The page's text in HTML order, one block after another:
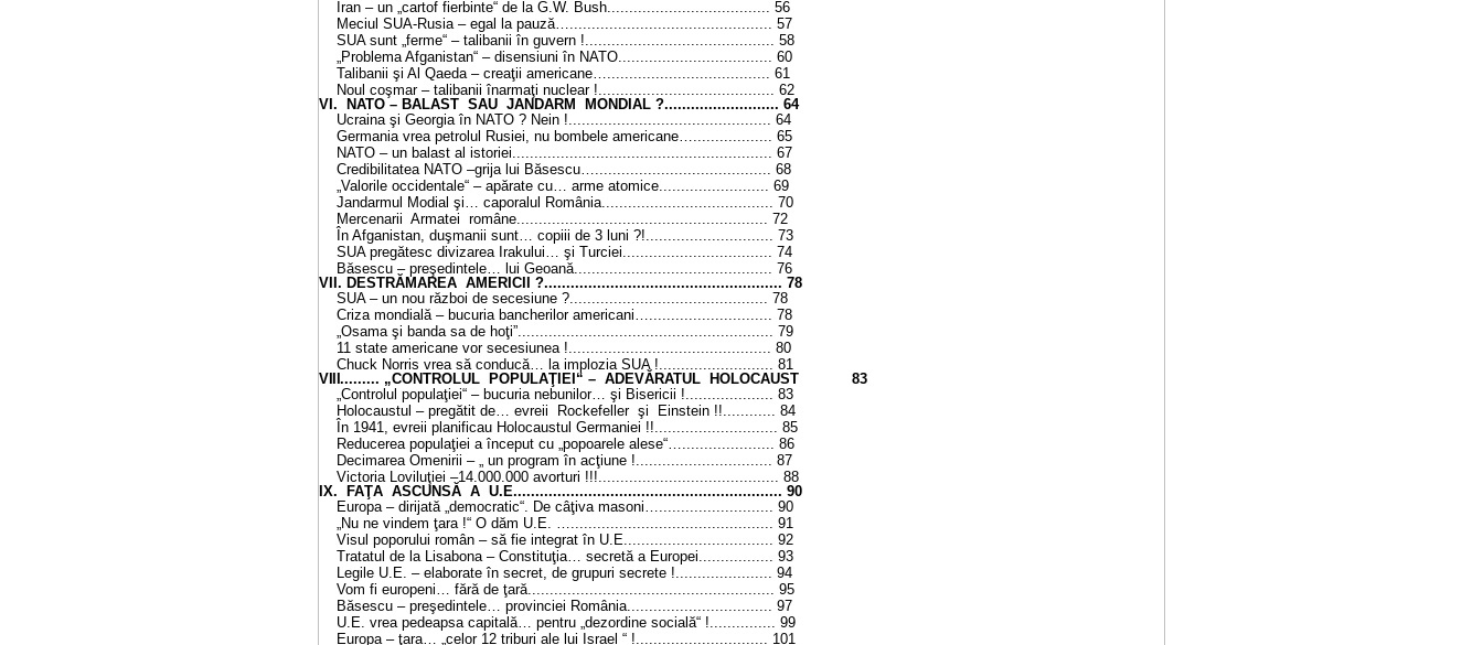
Iran – un „cartof fierbinte“ de la G.W. Bush..................................... 56
Meciul SUA-Rusia – egal la pauză….............................................. 57
SUA sunt „ferme“ – talibanii în guvern !........................................... 58
„Problema Afganistan“ – disensiuni în NATO................................... 60
Talibanii şi Al Qaeda – creaţii americane…..................................... 61
Noul coşmar – talibanii înarmaţi nuclear !........................................ 62
VI. NATO – BALAST SAU JANDARM MONDIAL ?.......................... 64
Ucraina şi Georgia în NATO ? Nein !.............................................. 64
Germania vrea petrolul Rusiei, nu bombele americane….................. 65
NATO – un balast al istoriei........................................................... 67
Credibilitatea NATO –grija lui Băsescu…........................................ 68
„Valorile occidentale“ – apărate cu… arme atomice......................... 69
Jandarmul Modial şi… caporalul România....................................... 70
Mercenarii Armatei române......................................................... 72
În Afganistan, duşmanii sunt… copiii de 3 luni ?!............................. 73
SUA pregătesc divizarea Irakului… şi Turciei.................................. 74
Băsescu – preşedintele… lui Geoană............................................. 76
VII. DESTRĂMAREA AMERICII ?...................................................... 78
SUA – un nou război de secesiune ?............................................. 78
Criza mondială – bucuria bancherilor americani…............................ 78
„Osama şi banda sa de hoţi”.......................................................... 79
11 state americane vor secesiunea !.............................................. 80
Chuck Norris vrea să conducă… la implozia SUA !.......................... 81
VIII......... „CONTROLUL POPULAŢIEI“ – ADEVĂRATUL HOLOCAUST
83
„Controlul populaţiei“ – bucuria nebunilor… şi Bisericii !.................... 83
Holocaustul – pregătit de… evreii Rockefeller şi Einstein !!............ 84
În 1941, evreii planificau Holocaustul Germaniei !!............................ 85
Reducerea populaţiei a început cu „popoarele alese“…..................... 86
Decimarea Omenirii – „ un program în acţiune !............................... 87
Victoria Loviluţiei –14.000.000 avorturi !!!......................................... 88
IX. FAŢA ASCUNSĂ A U.E............................................................. 90
Europa – dirijată „democratic“. De câţiva masoni….......................... 90
„Nu ne vindem ţara !“ O dăm U.E. ….............................................. 91
Visul poporului român – să fie integrat în U.E.................................. 92
Tratatul de la Lisabona – Constituţia… secretă a Europei................. 93
Legile U.E. – elaborate în secret, de grupuri secrete !...................... 94
Vom fi europeni… fără de ţară........................................................ 95
Băsescu – preşedintele… provinciei România................................. 97
U.E. vrea pedeapsa capitală… pentru „dezordine socială“ !............... 99
Europa – ţara… „celor 12 triburi ale lui Israel “ !.............................. 101